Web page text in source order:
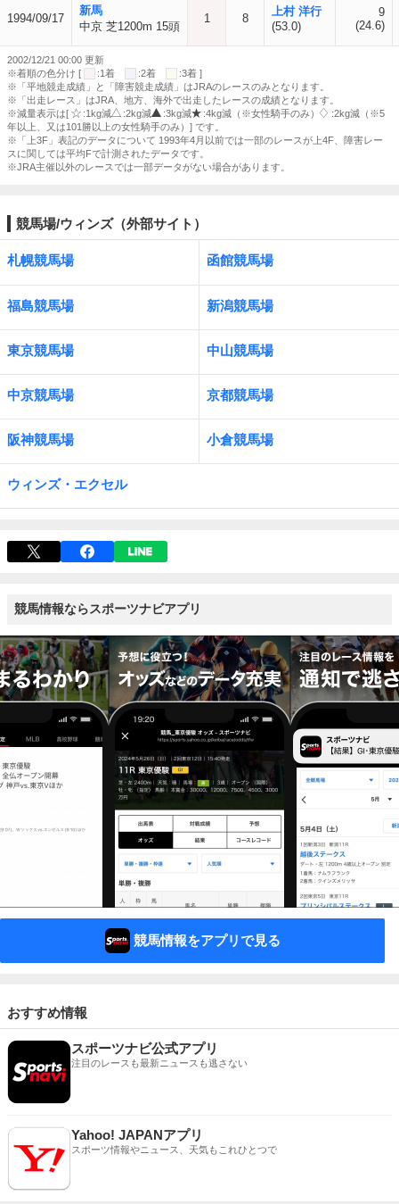
1994/09/17
新馬
中京 芝1200m 15頭
1 8
上村 洋行
(53.0)
9
(24.6)
2002/12/21 00:00 更新
※着順の色分け [
:1着 :2着
:3着 ]
※「平地競走成績」と「障害競走成績」はJRAのレースのみとなります。
※「出走レース」はJRA、地方、海外で出走したレースの成績となります。
※減量表示は[
:1kg減 :2kg減 :3kg減 :4kg減（※女性騎手のみ）
:2kg減（※5
年以上、又は101勝以上の女性騎手のみ）] です。
※「上3F」表記のデータについて 1993年4月以前では一部のレースが上4F、障害レー
スに関しては平均Fで計測されたデータです。
※JRA主催以外のレースでは一部データがない場合があります。
競馬場/ウィンズ（外部サイト）
札幌競馬場 函館競馬場
福島競馬場 新潟競馬場
東京競馬場 中山競馬場
中京競馬場 京都競馬場
阪神競馬場 小倉競馬場
ウィンズ・エクセル
競馬情報ならスポーツナビアプリ
競馬情報をアプリで見る
おすすめ情報
スポーツナビ公式アプリ
注目のレースも最新ニュースも逃さない
Yahoo! JAPANアプリ
スポーツ情報やニュース、天気もこれひとつで